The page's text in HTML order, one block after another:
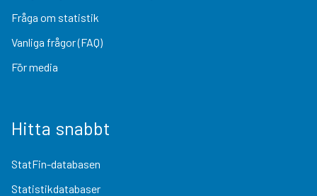
Fråga om statistik
Vanliga frågor (FAQ)
För media
Hitta snabbt
StatFin-databasen
Statistikdatabaser